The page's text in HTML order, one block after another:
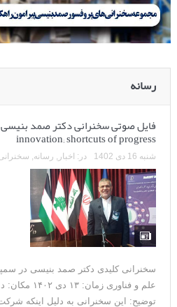
رسانه
innovation; shortcuts of progress
شنبه 16 دی 1402 در: اخبار رسانه
سخنرانی کلیدی دکتر صمد بنیسی در
علم و فناوری
توضیح: این سخنرانی به دلیل اینکه